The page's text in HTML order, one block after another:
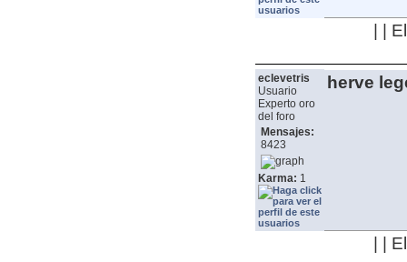
| |
eclevetris
Usuario
Experto oro
del foro
Mensajes:
8423
Karma: 1
herve
| |